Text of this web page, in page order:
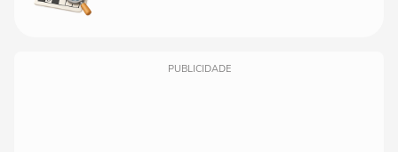
PUBLICIDADE